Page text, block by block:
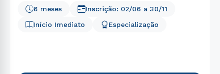
Início Imediato Especialização
6 meses Inscrição: 02/06 a 30/11